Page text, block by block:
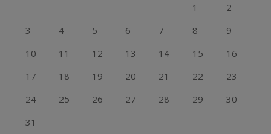
1
2
3
4 5 6 7 8
9
10
11 12 13 14 15
16
17
18 19 20 21 22
23
24
25 26 27 28 29
30
31